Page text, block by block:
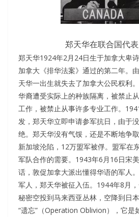
郑天华在联合国代
郑天华1924年2月24日生于加拿大卑
加拿大《排华法案》通过的第二年。
天华一出生就失去了加拿大公民权利
华裔遭受实际上的种族隔离，被禁止
工作，被禁止从事许多专业工作。
发，郑天华立即申请参军抗日，由于
绝。郑天华没有气馁，还是不断地争
新加坡沦陷，12万盟军被俘。盟军在
军队合作的需要。1943年6月16日宋
话，敦促加拿大派出懂得华语的军人
军人，郑天华被征入伍。1944年8月
秘密空投到马来西亚丛林，空降到日
“遗忘”（Operation Oblivion），它是